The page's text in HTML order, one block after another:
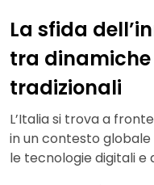
La sfida
tra
tradizionali
L’Italia si trova a
in un contesto
le tecnologie digitali e